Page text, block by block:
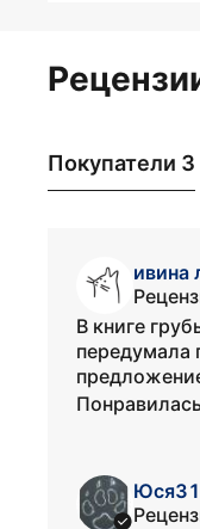
Покупатели 3
ивина
В книге
передумала
Юся31